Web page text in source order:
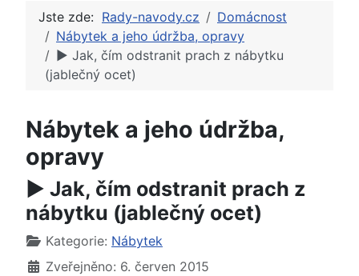
Jste zde: Rady-navody.cz
Domácnost
Nábytek a jeho údržba, opravy
► Jak, čím odstranit prach z nábytku
(jablečný ocet)
Nábytek a jeho údržba,
opravy
► Jak, čím odstranit prach z
nábytku (jablečný ocet)
Základní údaje
Kategorie: Nábytek
Zveřejněno: 6. červen 2015